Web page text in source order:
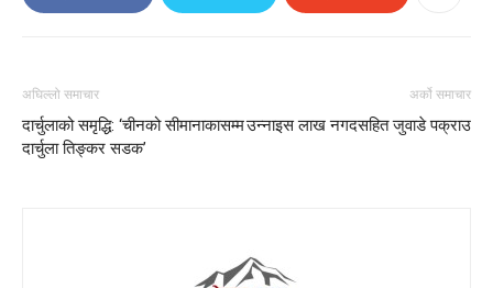
अघिल्लो समाचार
दार्चुलाको समृद्धि: ‘चीनको सीमानाकासम्म
दार्चुला तिङ्कर सडक’
अर्को समाचार
उन्नाइस लाख नगदसहित जुवाडे पक्राउ